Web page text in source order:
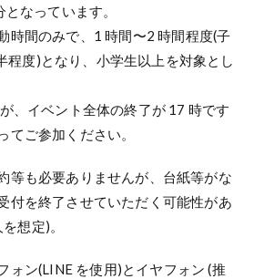
なっています。
時間のみで、1 時間〜2 時間程度(子
程度)となり、小学生以上を対象とし
、イベント全体の終了が 17 時です
てご参加ください。
等も必要ありませんが、台紙等がな
付を終了させていただく可能性があ
想定)。
ォン(LINE を使用)とイヤフォン (推